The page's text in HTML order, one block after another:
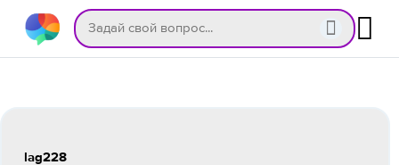
lag228